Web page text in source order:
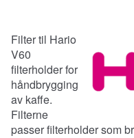
40
stk
antall
Filter til Hario
V60
filterholder for
håndbrygging
av kaffe.
Filterne
passer filterholder som